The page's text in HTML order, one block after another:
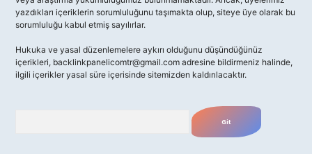
yazdıkları içeriklerin sorumluluğunu taşımakta olup, siteye üye olarak bu
sorumluluğu kabul etmiş sayılırlar.
Hukuka ve yasal düzenlemelere aykırı olduğunu düşündüğünüz
içerikleri, backlinkpanelicomtr@gmail.com adresine bildirmeniz halinde,
ilgili içerikler yasal süre içerisinde sitemizden kaldırılacaktır.